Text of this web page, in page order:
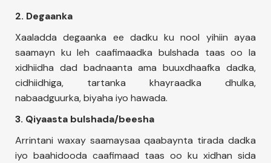
2. Degaanka
Xaaladda degaanka ee dadku ku nool yihiin ayaa
saamayn ku leh caafimaadka bulshada taas oo la
xidhiidha dad badnaanta ama buuxdhaafka dadka,
cidhiidhiga, tartanka khayraadka dhulka,
nabaadguurka, biyaha iyo hawada.
3. Qiyaasta bulshada/beesha
Arrintani waxay saamaysaa qaabaynta tirada dadka
iyo baahidooda caafimaad taas oo ku xidhan sida